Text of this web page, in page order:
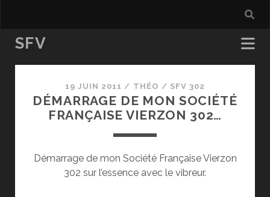
SFV
Posts
19 JUIN 2011 / THÉO / SFV 302
DÉMARRAGE DE MON SOCIÉTÉ
FRANÇAISE VIERZON 302…
Démarrage de mon Société Française Vierzon
302 sur l’essence avec le vibreur.